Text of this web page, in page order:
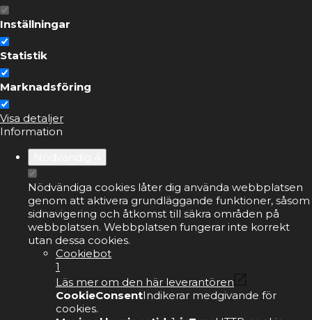
Inställningar
Statistik
Marknadsföring
Visa detaljer
Information
Nödvändiga cookies låter dig använda webbplatsen
genom att aktivera grundläggande funktioner, såsom
sidnavigering och åtkomst till säkra områden på
webbplatsen. Webbplatsen fungerar inte korrekt
utan dessa cookies.
Cookiebot
1
Läs mer om den här leverantören
CookieConsentIndikerar medgivande för
cookies.